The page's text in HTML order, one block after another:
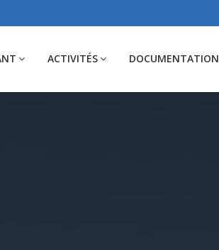
ACTIVITÉS DOCUMENTATION